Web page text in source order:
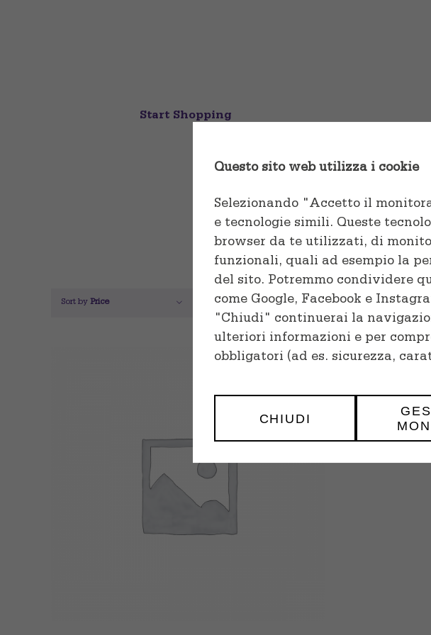
Start Shopping
Sort by Price Show12 Products
SELECT OPTIONS
Questo sito web utilizza i cookie
Selezionando "Accetto il
e tecnologie simili. Queste
browser da te utilizzati, di
funzionali, quali ad esempio la
del sito. Potremmo condividere
come Google, Facebook e
"Chiudi" continuerai la
ulteriori informazioni e per
obbligatori (ad es. sicurezza,
CHIUDI